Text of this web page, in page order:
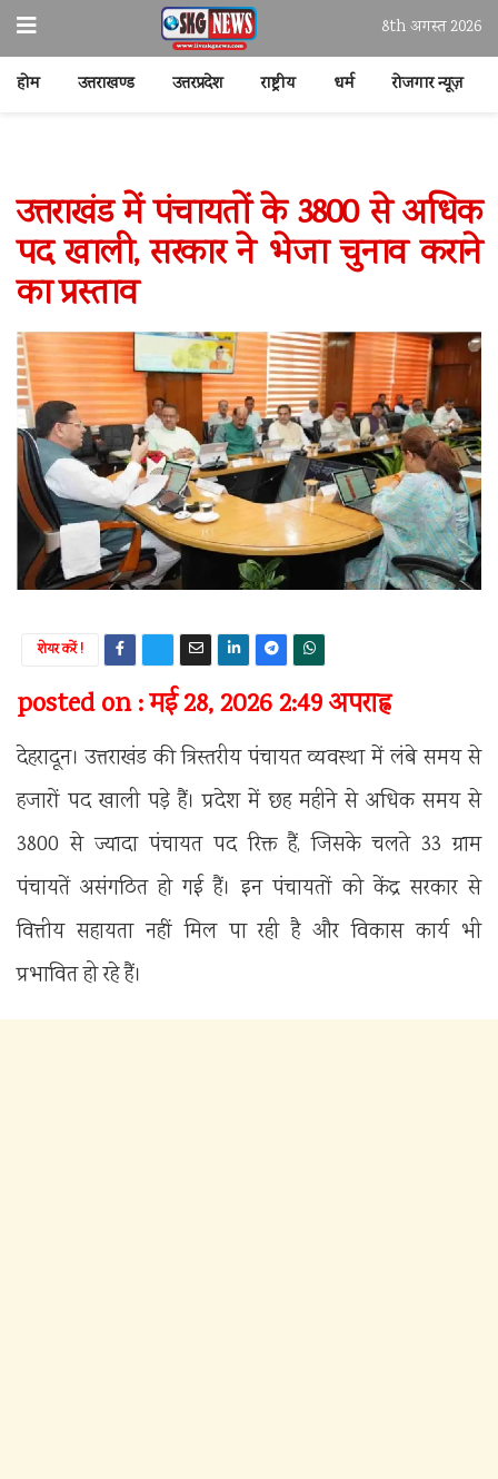
8th अगस्त 2026
होम उत्तराखण्ड उत्तरप्रदेश राष्ट्रीय धर्म रोजगार न्यूज़
उत्तराखंड में पंचायतों के 3800 से अधिक
पद खाली, सरकार ने भेजा चुनाव कराने
का प्रस्ताव
शेयर करें !
posted on : मई 28, 2026 2:49 अपराह्न
देहरादून। उत्तराखंड की त्रिस्तरीय पंचायत व्यवस्था में लंबे समय से
हजारों पद खाली पड़े हैं। प्रदेश में छह महीने से अधिक समय से
3800 से ज्यादा पंचायत पद रिक्त हैं, जिसके चलते 33 ग्राम
पंचायतें असंगठित हो गई हैं। इन पंचायतों को केंद्र सरकार से
वित्तीय सहायता नहीं मिल पा रही है और विकास कार्य भी
प्रभावित हो रहे हैं।